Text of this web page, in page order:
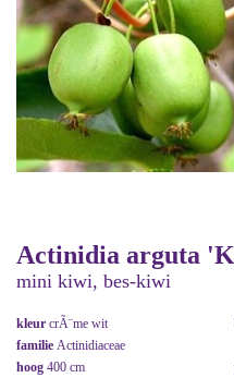
Actinidia arguta
mini kiwi, bes-kiwi
kleur crÃ¨me wit
familie Actinidiaceae
hoog 400 cm